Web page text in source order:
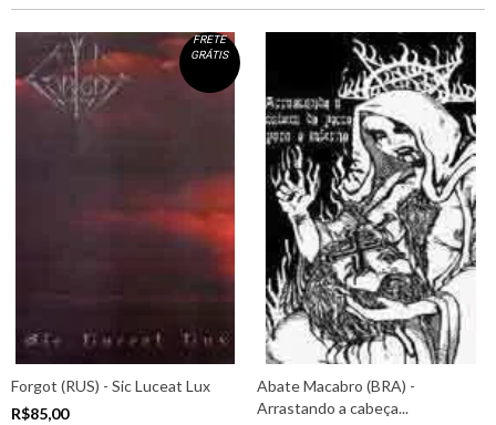
FRETE
GRÁTIS
Forgot (RUS) - Sic Luceat Lux
R$85,00
Abate Macabro (BRA) -
Arrastando a cabeça...